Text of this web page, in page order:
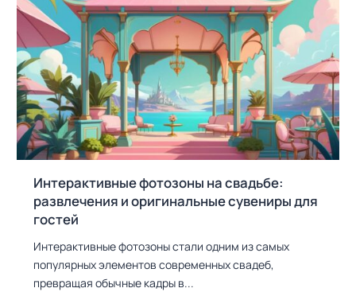
з
п
и
с
я
м
Интерактивные фотозоны на свадьбе:
развлечения и оригинальные сувениры для
гостей
Интерактивные фотозоны стали одним из самых
популярных элементов современных свадеб,
превращая обычные кадры в...